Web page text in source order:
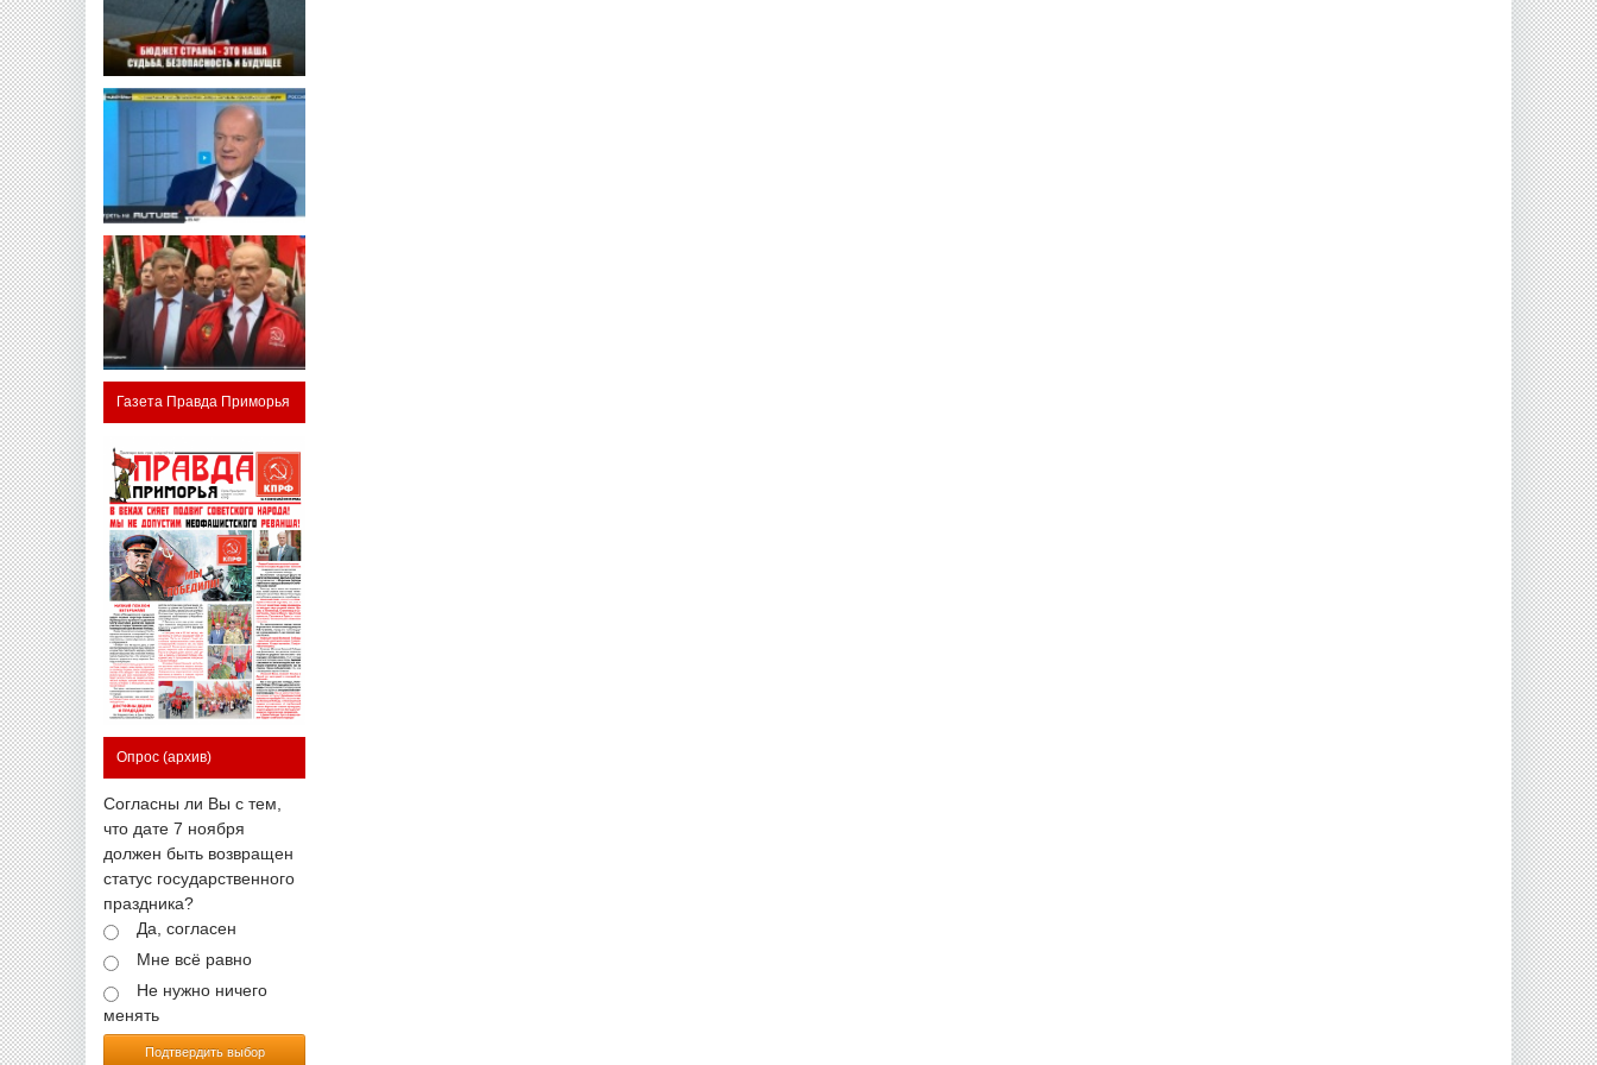
Газета Правда Приморья
Опрос (архив)
Согласны ли Вы с тем,
что дате 7 ноября
должен быть возвращен
статус государственного
праздника?
Да, согласен
Мне всё равно
Не нужно ничего
менять
Подтвердить выбор